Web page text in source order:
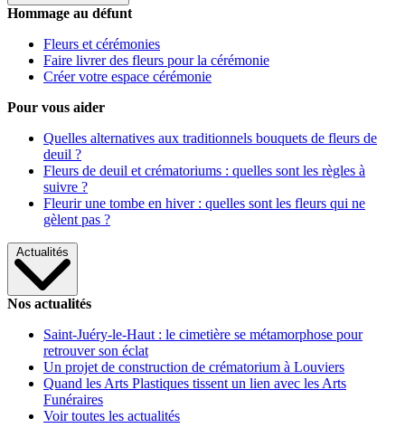
Hommage au défunt
Fleurs et cérémonies
Faire livrer des fleurs pour la cérémonie
Créer votre espace cérémonie
Pour vous aider
Quelles alternatives aux traditionnels bouquets de fleurs de
deuil ?
Fleurs de deuil et crématoriums : quelles sont les règles à
suivre ?
Fleurir une tombe en hiver : quelles sont les fleurs qui ne
gèlent pas ?
Actualités
Nos actualités
Saint-Juéry-le-Haut : le cimetière se métamorphose pour
retrouver son éclat
Un projet de construction de crématorium à Louviers
Quand les Arts Plastiques tissent un lien avec les Arts
Funéraires
Voir toutes les actualités